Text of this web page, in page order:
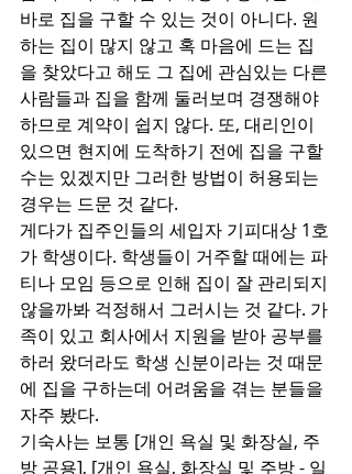
바로 집을 구할 수 있는 것이 아니다. 원
하는 집이 많지 않고 혹 마음에 드는 집
을 찾았다고 해도 그 집에 관심있는 다른
사람들과 집을 함께 둘러보며 경쟁해야
하므로 계약이 쉽지 않다. 또, 대리인이
있으면 현지에 도착하기 전에 집을 구할
수는 있겠지만 그러한 방법이 허용되는
경우는 드문 것 같다.
게다가 집주인들의 세입자 기피대상 1호
가 학생이다. 학생들이 거주할 때에는 파
티나 모임 등으로 인해 집이 잘 관리되지
않을까봐 걱정해서 그러시는 것 같다. 가
족이 있고 회사에서 지원을 받아 공부를
하러 왔더라도 학생 신분이라는 것 때문
에 집을 구하는데 어려움을 겪는 분들을
자주 봤다.
기숙사는 보통 [개인 욕실 및 화장실, 주
방 공용], [개인 욕실, 화장실 및 주방 - 일